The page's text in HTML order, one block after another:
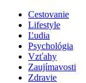
Cestovanie
Lifestyle
Ľudia
Psychológia
Vzťahy
Zaujímavosti
Zdravie